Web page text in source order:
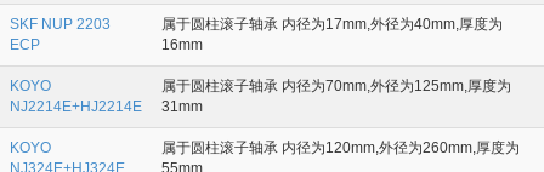
SKF NUP 2203
ECP
属于圆柱滚子轴承 内径为17mm,外径为40mm,厚度为
16mm
KOYO
NJ2214E+HJ2214E
属于圆柱滚子轴承 内径为70mm,外径为125mm,厚度为
31mm
KOYO
NJ324E+HJ324E
属于圆柱滚子轴承 内径为120mm,外径为260mm,厚度为
55mm